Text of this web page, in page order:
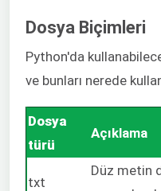
Dosya Biçimleri
Python'da
ve bunları nerede
Dosya
türü
Açıklama
txt
Düz metin